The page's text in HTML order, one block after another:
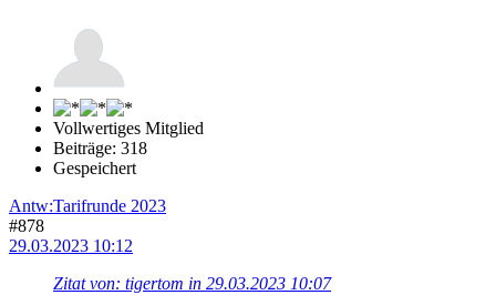
Vollwertiges Mitglied
Beiträge: 318
Gespeichert
Antw:Tarifrunde 2023
#878
29.03.2023 10:12
Zitat von: tigertom in 29.03.2023 10:07